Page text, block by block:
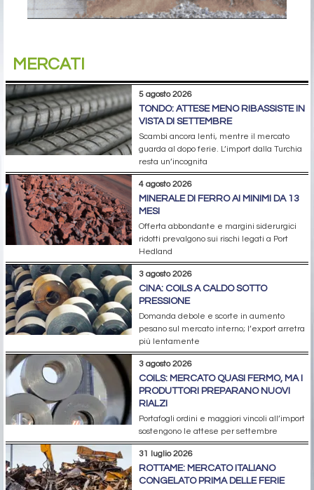
MERCATI
5 agosto 2026
TONDO: ATTESE MENO RIBASSISTE IN
VISTA DI SETTEMBRE
Scambi ancora lenti, mentre il mercato
guarda al dopo ferie. L’import dalla Turchia
resta un’incognita
4 agosto 2026
MINERALE DI FERRO AI MINIMI DA 13
MESI
Offerta abbondante e margini siderurgici
ridotti prevalgono sui rischi legati a Port
Hedland
3 agosto 2026
CINA: COILS A CALDO SOTTO
PRESSIONE
Domanda debole e scorte in aumento
pesano sul mercato interno; l’export arretra
più lentamente
3 agosto 2026
COILS: MERCATO QUASI FERMO, MA I
PRODUTTORI PREPARANO NUOVI
RIALZI
Portafogli ordini e maggiori vincoli all’import
sostengono le attese per settembre
31 luglio 2026
ROTTAME: MERCATO ITALIANO
CONGELATO PRIMA DELLE FERIE